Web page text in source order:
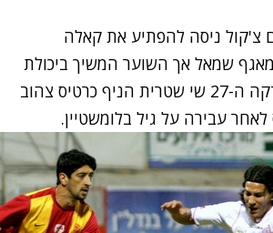
17 רחמים צ'קול ניסה להפתיע את קאלה
שמאל אך השוער המשיך ביכולת
המצוינת והדף. בדקה ה-27 שי שטרית הניף כרטיס צהוב
לאחר עבירה על גיל בלומשטיין.